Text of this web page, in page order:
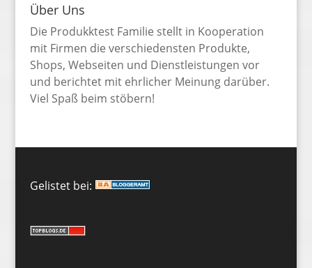
Über Uns
Die Produkktest Familie stellt in Kooperation
mit Firmen die verschiedensten Produkte,
Shops, Webseiten und Dienstleistungen vor
und berichtet mit ehrlicher Meinung darüber.
Viel Spaß beim stöbern!
Gelistet bei: